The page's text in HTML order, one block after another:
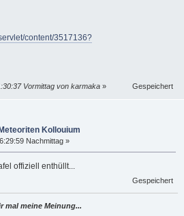
content/3517136?
Vormittag von karmaka » Gespeichert
Kollouium
Nachmittag »
offiziell enthüllt...
Gespeichert
mal meine Meinung...